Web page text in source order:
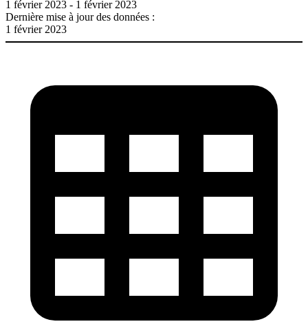
1 février 2023 - 1 février 2023
Dernière mise à jour des données :
1 février 2023